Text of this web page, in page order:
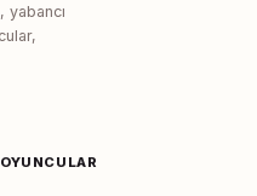
OYUNCULAR